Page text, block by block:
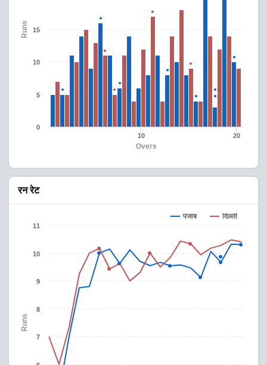
Overs
Runs
10 20
0
5
10
15
रन रेट
Runs
पंजाब दिल्ली
7
8
9
10
11